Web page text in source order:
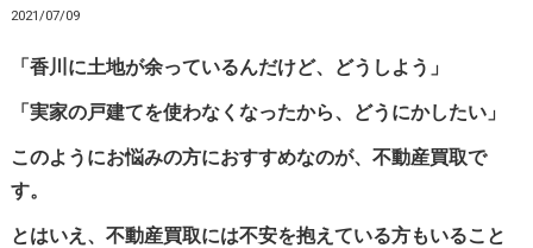
2021/07/09
「香川に土地が余っているんだけど、どうしよう」
「実家の戸建てを使わなくなったから、どうにかしたい」
このようにお悩みの方におすすめなのが、不動産買取で
す。
とはいえ、不動産買取には不安を抱えている方もいること